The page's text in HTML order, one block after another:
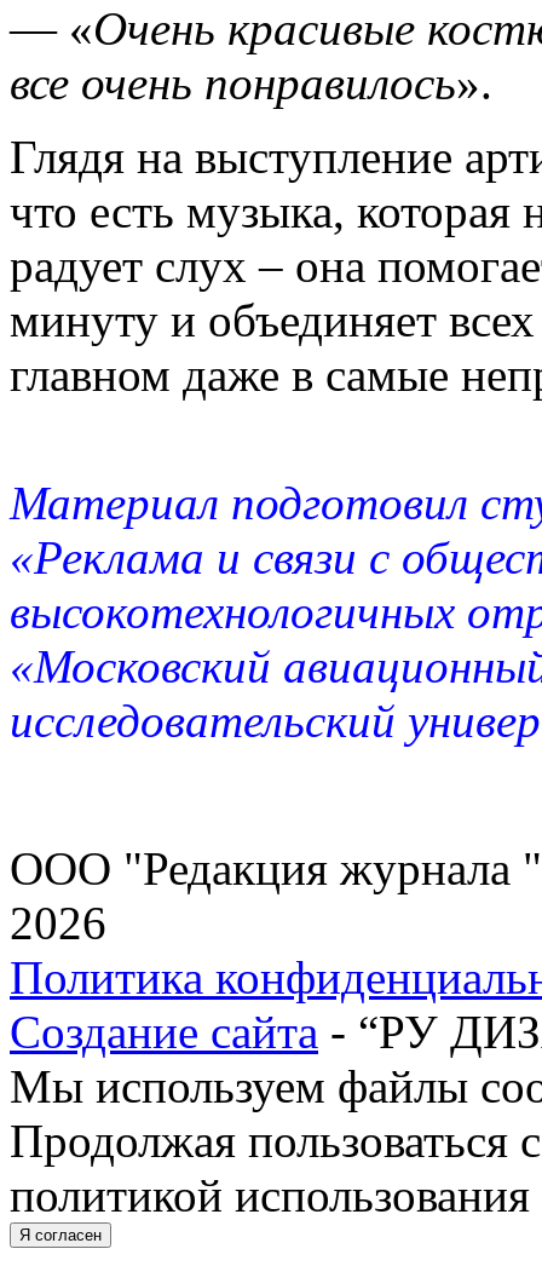
— «Очень красивые
все очень понравилось».
Глядя на выступление
что есть музыка, которая
радует слух – она
минуту и объединяет
главном даже в самые
Материал подготовил
«Реклама и связи с
высокотехнологичных
«Московский
исследовательский
ООО "Редакция журнала
2026
Политика
Создание сайта - “РУ
Мы используем файлы
Продолжая пользоваться
политикой
Я согласен